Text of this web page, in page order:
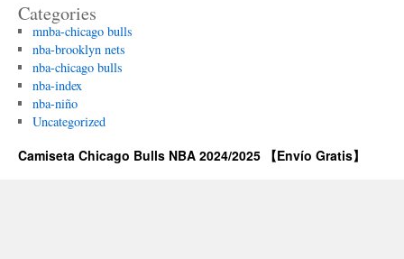
Categories
mnba-chicago bulls
nba-brooklyn nets
nba-chicago bulls
nba-index
nba-niño
Uncategorized
Camiseta Chicago Bulls NBA 2024/2025 【Envío Gratis】